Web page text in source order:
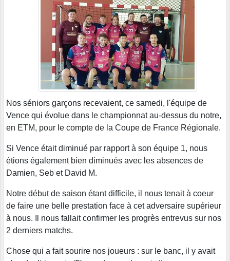
Nos séniors garçons recevaient, ce samedi, l'équipe de
Vence qui évolue dans le championnat au-dessus du notre,
en ETM, pour le compte de la Coupe de France Régionale.
Si Vence était diminué par rapport à son équipe 1, nous
étions également bien diminués avec les absences de
Damien, Seb et David M.
Notre début de saison étant difficile, il nous tenait à coeur
de faire une belle prestation face à cet adversaire supérieur
à nous. Il nous fallait confirmer les progrès entrevus sur nos
2 derniers matchs.
Chose qui a fait sourire nos joueurs : sur le banc, il y avait